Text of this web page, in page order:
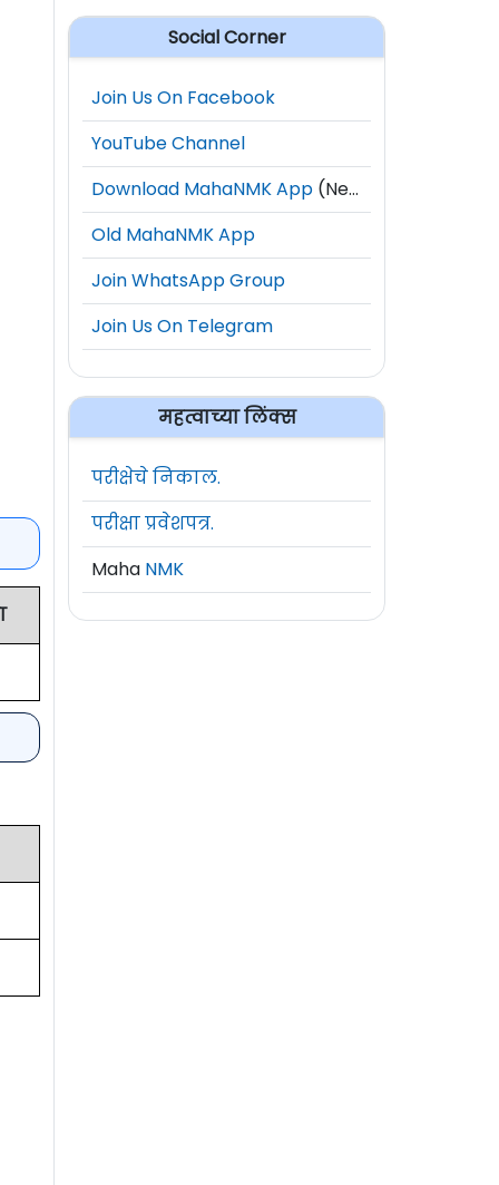
Social Corner
Join Us On Facebook
YouTube Channel
Download MahaNMK App (New)
Old MahaNMK App
Join WhatsApp Group
Join Us On Telegram
महत्वाच्या लिंक्स
परीक्षेचे निकाल.
परीक्षा प्रवेशपत्र.
Maha NMK